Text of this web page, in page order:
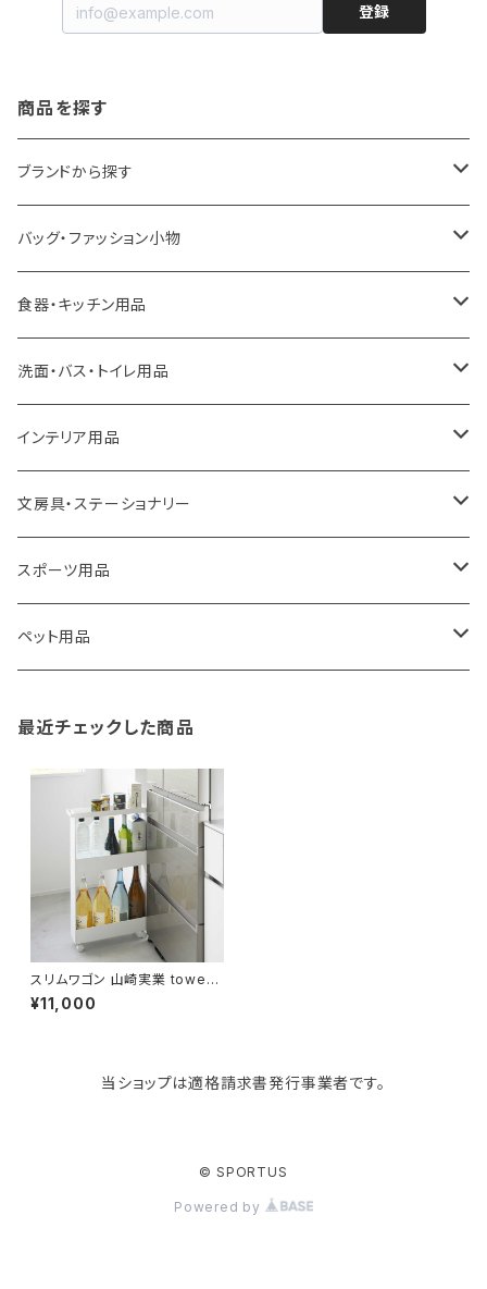
登録
商品を探す
ブランドから探す
LOQI
ideaco
a.depeche
ROOTOTE
100percent
藤田金属
TG
paperblanks
KIND BAG LONDON
tower
バッグ・ファッション小物
エコバッグ
アクセサリー
トートバッグ
保冷バッグ
リュックサック
ショルダーバッグ
スポーツバッグ
マザーズバッグ
パソコンケース
バッグアクセサリー
食器・キッチン用品
キッチンラック
キッチンペーパーホルダー
食器・テーブルウェア
ゴミ箱
収納用品
ソープディスペンサー
タオルハンガー
調理器具・調理小物
ディッシュラック
洗面・バス・トイレ用品
洗面用品
掃除・洗濯用品
トイレ用品
バス用品
インテリア用品
アイロン台
アクセサリー収納
ウェットティッシュケース
ガーデニング用品
クッション・クッションカバー
玄関収納
文房具・ステーショナリー
筆記具・ペン
ノート
スポーツ用品
卓球用品
ペット用品
猫用グッズ
最近チェックした商品
スリムワゴン 山崎実業 tower
タワー キャスター付きスリムワ
ゴン 3段 1804 ホワイト
¥11,000
当ショップは適格請求書発行事業者です。
© SPORTUS
Powered by